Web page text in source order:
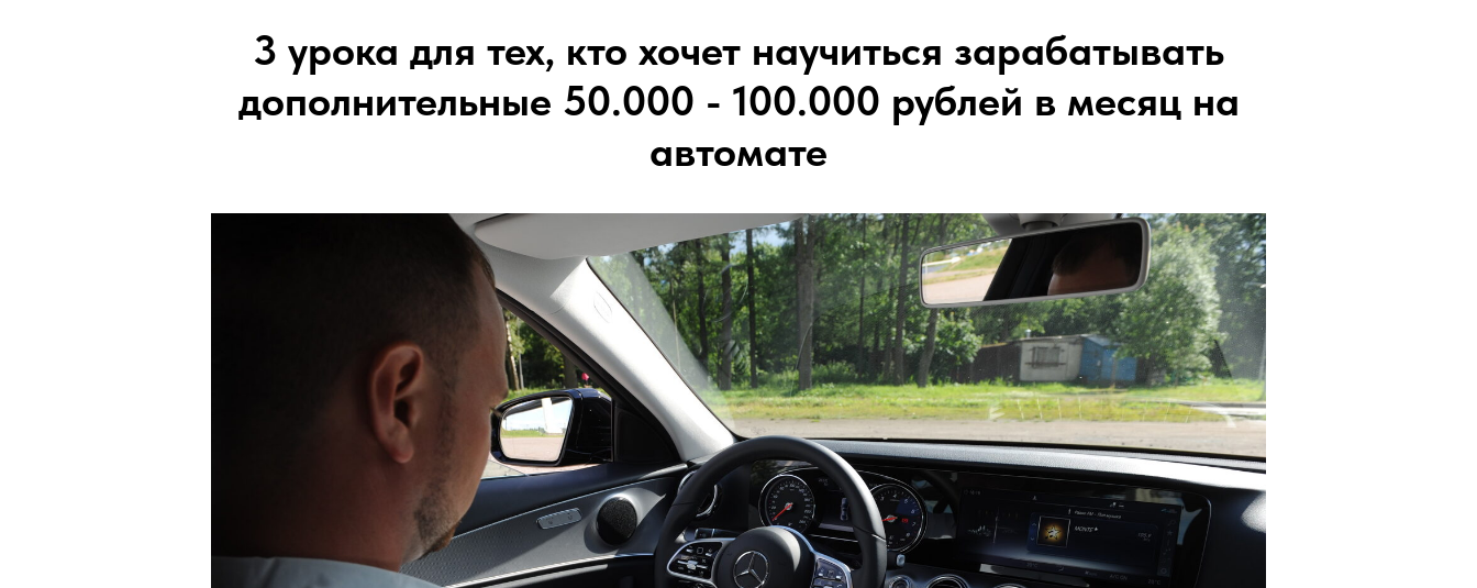
3 урока для тех, кто хочет научиться зарабатывать
дополнительные 50.000 - 100.000 рублей в месяц на
автомате